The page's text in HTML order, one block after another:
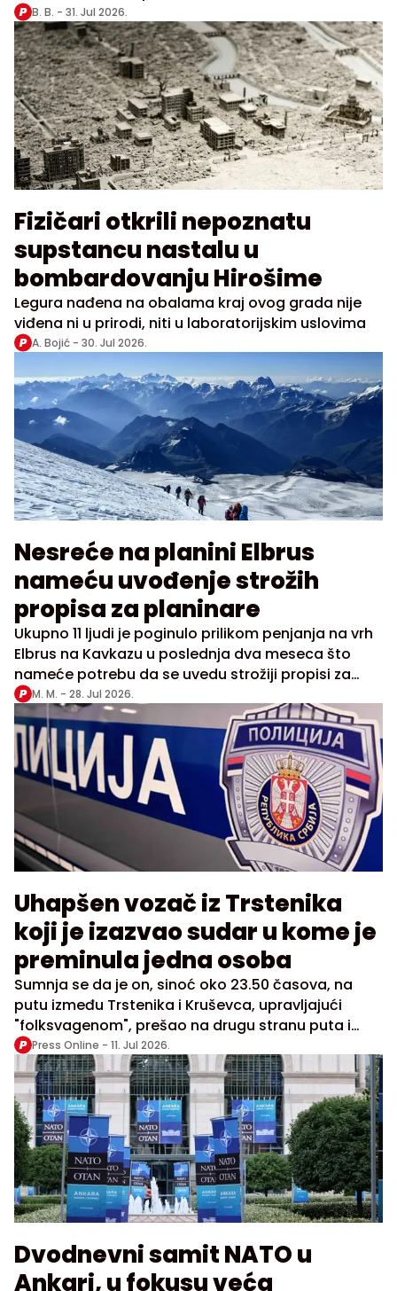
B. B. - 31. Jul 2026.
Fizičari otkrili nepoznatu
supstancu nastalu u
bombardovanju Hirošime
Legura nađena na obalama kraj ovog grada nije
viđena ni u prirodi, niti u laboratorijskim uslovima
A. Bojić - 30. Jul 2026.
Nesreće na planini Elbrus
nameću uvođenje strožih
propisa za planinare
Ukupno 11 ljudi je poginulo prilikom penjanja na vrh
Elbrus na Kavkazu u poslednja dva meseca što
nameće potrebu da se uvedu strožiji propisi za
planinare
M. M. - 28. Jul 2026.
Uhapšen vozač iz Trstenika
koji je izazvao sudar u kome je
preminula jedna osoba
Sumnja se da je on, sinoć oko 23.50 časova, na
putu između Trstenika i Kruševca, upravljajući
"folksvagenom", prešao na drugu stranu puta i
direktno se sudario sa vozilom "sitroen"
Press Online - 11. Jul 2026.
Dvodnevni samit NATO u
Ankari, u fokusu veća